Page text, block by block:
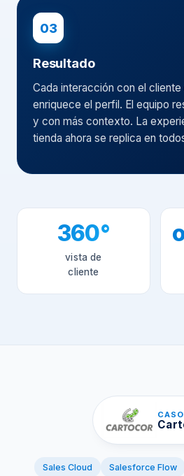
03
Resultado
Cada interacción con el
enriquece el perfil. El equipo
y con más contexto. La
tienda ahora se replica en
360°
vista de
cliente
Sales Cloud Salesforce Flow